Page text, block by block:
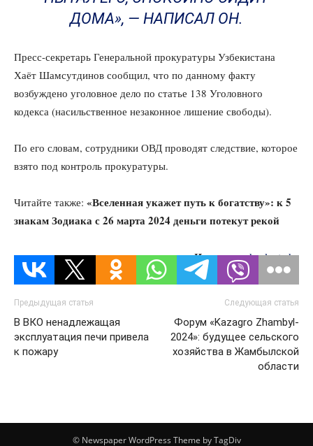
ДОМА», — НАПИСАЛ ОН.
Пресс-секретарь Генеральной прокуратуры Узбекистана
Хаёт Шамсутдинов сообщил, что по данному факту
возбуждено уголовное дело по статье 138 Уголовного
кодекса (насильственное незаконное лишение свободы).
По его словам, сотрудники ОВД проводят следствие, которое
взято под контроль прокуратуры.
Читайте также: «Вселенная укажет путь к богатству»: к 5
знакам Зодиака с 26 марта 2024 деньги потекут рекой
Источник: kazlenta.kz
Предыдущая статья
В ВКО ненадлежащая
эксплуатация печи привела
к пожару
Следующая статья
Форум «Kazagro Zhambyl-
2024»: будущее сельского
хозяйства в Жамбылской
области
© Newspaper WordPress Theme by TagDiv